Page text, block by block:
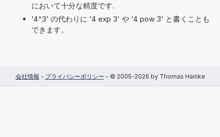
において十分な精度です.
'4^3' の代わりに '4 exp 3' や '4 pow 3' と書くことも
できます。
会社情報 - プライバシーポリシー - © 2005-2026 by Thomas Hainke